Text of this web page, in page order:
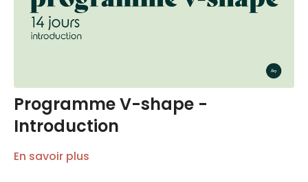
Programme V-shape -
Introduction
En savoir plus